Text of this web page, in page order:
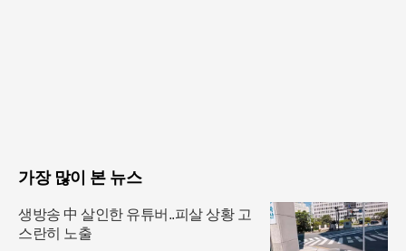
가장 많이 본 뉴스
생방송 中 살인한 유튜버..피살 상황 고
스란히 노출